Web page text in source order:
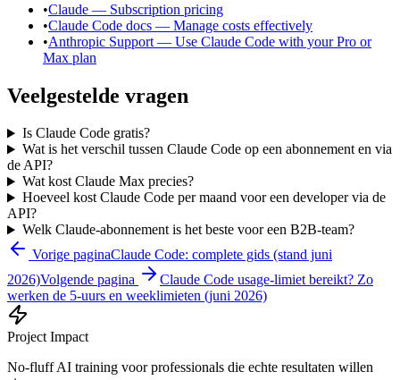
•Claude — Subscription pricing
•Claude Code docs — Manage costs effectively
•Anthropic Support — Use Claude Code with your Pro or
Max plan
Veelgestelde vragen
Is Claude Code gratis?
Wat is het verschil tussen Claude Code op een abonnement en via
de API?
Wat kost Claude Max precies?
Hoeveel kost Claude Code per maand voor een developer via de
API?
Welk Claude-abonnement is het beste voor een B2B-team?
Vorige paginaClaude Code: complete gids (stand juni
2026)Volgende pagina
Claude Code usage-limiet bereikt? Zo
werken de 5-uurs en weeklimieten (juni 2026)
Project Impact
No-fluff AI training voor professionals die echte resultaten willen